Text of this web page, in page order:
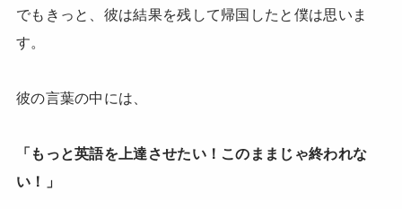
でもきっと、彼は結果を残して帰国したと僕は思いま
す。
彼の言葉の中には、
「もっと英語を上達させたい！このままじゃ終われな
い！」